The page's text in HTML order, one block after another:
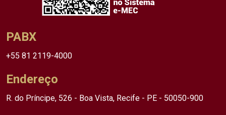
PABX
+55 81 2119-4000
Endereço
R. do Príncipe, 526 - Boa Vista, Recife - PE - 50050-900